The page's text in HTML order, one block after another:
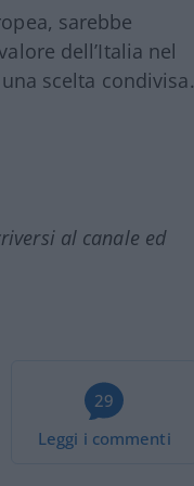
sarebbe
dell’Italia nel
scelta condivisa.
al canale ed
29
Leggi i commenti